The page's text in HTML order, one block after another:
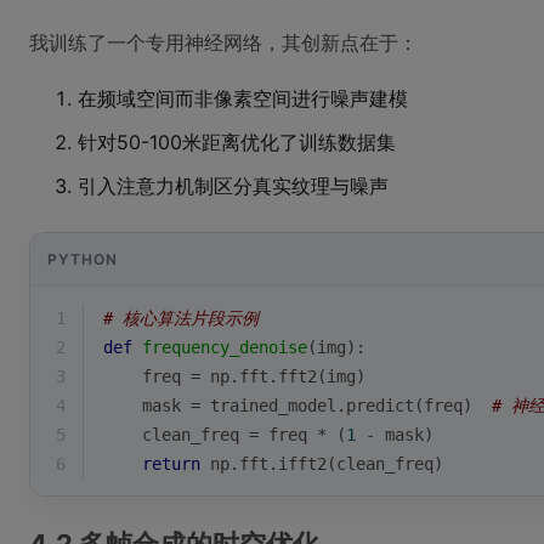
我训练了一个专用神经网络，其创新点在于：
在频域空间而非像素空间进行噪声建模
针对50-100米距离优化了训练数据集
引入注意力机制区分真实纹理与噪声
PYTHON
1
# 核心算法片段示例
2
def frequency_denoise( img):
3
    freq = np.fft.fft2(img)
4
    mask = trained_model.predict(freq)
# 神
5
    clean_freq = freq * (
1
- mask)
6
return np.fft.ifft2(clean_freq)